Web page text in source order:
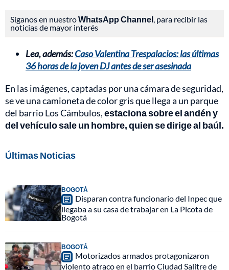
Síganos en nuestroWhatsApp Channel , para recibir las
noticias de mayor interés
Lea, además:Caso Valentina Trespalacios: las últimas
36 horas de la joven DJ antes de ser asesinada
En las imágenes, captadas por una cámara de seguridad,
se ve una camioneta de color gris que llega a un parque
del barrio Los Cámbulos,estaciona sobre el andén y
del vehículo sale un hombre, quien se dirige al baúl.
Últimas Noticias
BOGOTÁ
Disparan contra funcionario del Inpec que
llegaba a su casa de trabajar en La Picota de
Bogotá
BOGOTÁ
Motorizados armados protagonizaron
violento atraco en el barrio Ciudad Salitre de